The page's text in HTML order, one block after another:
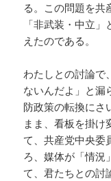
る。この問題を共
「非武装・中立
えたのである。
わたしとの討論で
ないんだよ」と漏
防政策の転換にさ
まま、看板を掛け
て、共産党中央委
ろ、媒体が「情況
て、君たちとの討